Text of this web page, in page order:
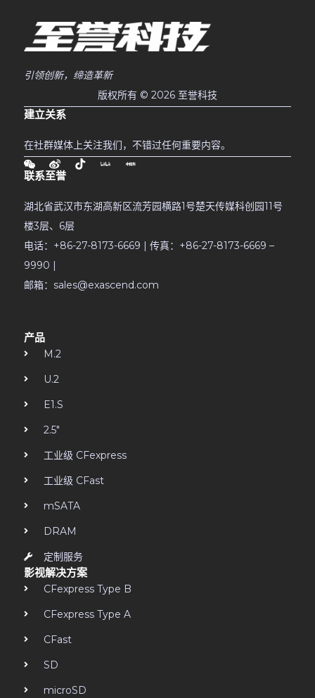
引领创新，缔造革新
版权所有 © 2026 至誉科技
建立关系
在社群媒体上关注我们，不错过任何重要内容。
联系至誉
湖北省武汉市东湖高新区流芳园横路1号楚天传媒科创园11号
楼3层、6层
电话：+86-27-8173-6669 | 传真：+86-27-8173-6669 –
9990 |
邮箱：sales@exascend.com
产品
M.2
U.2
E1.S
2.5"
工业级 CFexpress
工业级 CFast
mSATA
DRAM
定制服务
影视解决方案
CFexpress Type B
CFexpress Type A
CFast
SD
microSD